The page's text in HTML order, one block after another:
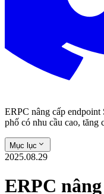
ERPC nâng cấp endpoint
phố có nhu cầu cao, tăng
Mục lục
2025.08.29
ERPC